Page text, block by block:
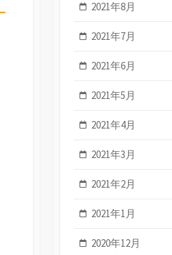
2021年8月
2021年7月
2021年6月
2021年5月
2021年4月
2021年3月
2021年2月
2021年1月
2020年12月